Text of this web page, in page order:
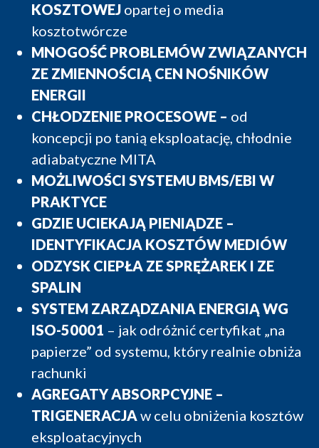
KOSZTOWEJ opartej o media
kosztotwórcze
MNOGOŚĆ PROBLEMÓW ZWIĄZANYCH
ZE ZMIENNOŚCIĄ CEN NOŚNIKÓW
ENERGII
CHŁODZENIE PROCESOWE – od
koncepcji po tanią eksploatację, chłodnie
adiabatyczne MITA
MOŻLIWOŚCI SYSTEMU BMS/EBI W
PRAKTYCE
GDZIE UCIEKAJĄ PIENIĄDZE –
IDENTYFIKACJA KOSZTÓW MEDIÓW
ODZYSK CIEPŁA ZE SPRĘŻAREK I ZE
SPALIN
SYSTEM ZARZĄDZANIA ENERGIĄ WG
ISO-50001 – jak odróżnić certyfikat „na
papierze” od systemu, który realnie obniża
rachunki
AGREGATY ABSORPCYJNE –
TRIGENERACJAw celu obniżenia kosztów
eksploatacyjnych